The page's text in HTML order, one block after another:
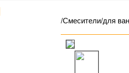
/Смесители/для